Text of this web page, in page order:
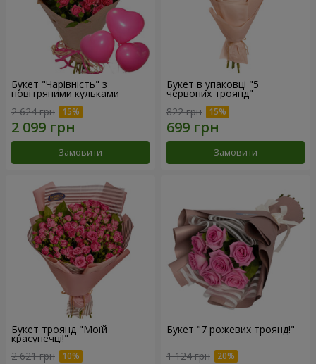
Букет "Чарівність" з
повітряними кульками
2 624 грн
Замовити
Букет в упаковці "5
червоних троянд"
822 грн
Замовити
Букет троянд "Моїй
красунечці!"
2 621 грн
Букет "7 рожевих троянд!"
1 124 грн